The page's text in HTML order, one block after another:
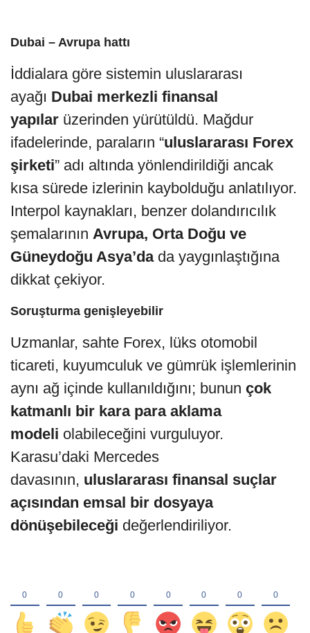
Dubai – Avrupa hattı
İddialara göre sistemin uluslararası
ayağı Dubai merkezli finansal
yapılar üzerinden yürütüldü. Mağdur
ifadelerinde, paraların “uluslararası Forex
şirketi” adı altında yönlendirildiği ancak
kısa sürede izlerinin kaybolduğu anlatılıyor.
Interpol kaynakları, benzer dolandırıcılık
şemalarının Avrupa, Orta Doğu ve
Güneydoğu Asya’dada yaygınlaştığına
dikkat çekiyor.
Soruşturma genişleyebilir
Uzmanlar, sahte Forex, lüks otomobil
ticareti, kuyumculuk ve gümrük işlemlerinin
aynı ağ içinde kullanıldığını; bunun çok
katmanlı bir kara para aklama
modeli olabileceğini vurguluyor.
Karasu’daki Mercedes
davasının, uluslararası finansal suçlar
açısından emsal bir dosyaya
dönüşebileceği değerlendiriliyor.